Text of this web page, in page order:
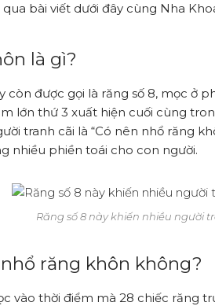
bài viết dưới đây cùng Nha
là gì?
còn được gọi là răng số 8, mọc ở
lớn thứ 3 xuất hiện cuối cùng
tranh cãi là “Có nên nhổ răng
nhiều phiền toái cho con người.
Răng số 8 này khiến nhiều người
nhổ răng khôn không?
vào thời điểm mà 28 chiếc răng